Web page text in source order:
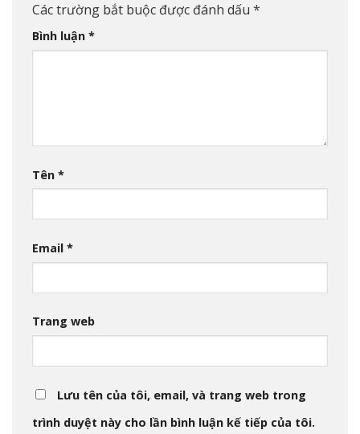
Các trường bắt buộc được đánh dấu *
Bình luận *
Tên *
Email *
Trang web
Lưu tên của tôi, email, và trang web trong
trình duyệt này cho lần bình luận kế tiếp của tôi.